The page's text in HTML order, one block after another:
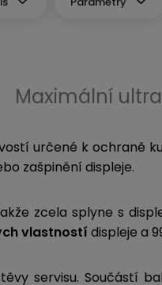
Maximální
určené k ochraně
zašpinění displeje.
zcela splyne s
vlastností displeje a
servisu. Součástí